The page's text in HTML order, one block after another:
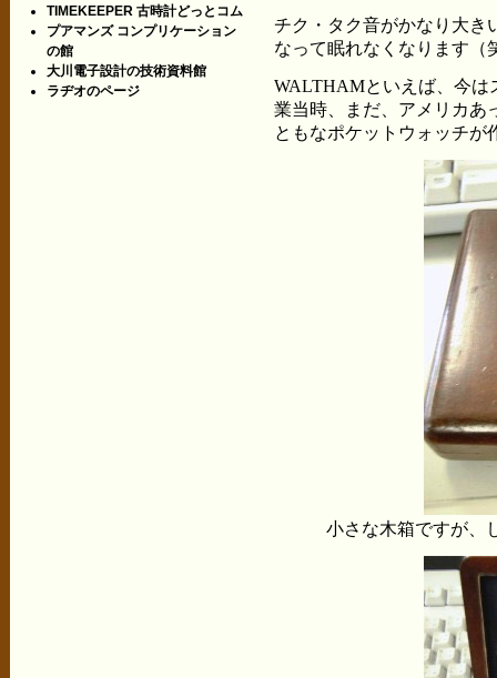
TIMEKEEPER 古時計どっとコム
プアマンズ コンプリケーション
の館
大川電子設計の技術資料館
ラヂオのページ
チク・タク音がかなり大き
なって眠れなくなります（
WALTHAMといえば、今は
業当時、まだ、アメリカあ
ともなポケットウォッチが
小さな木箱ですが、